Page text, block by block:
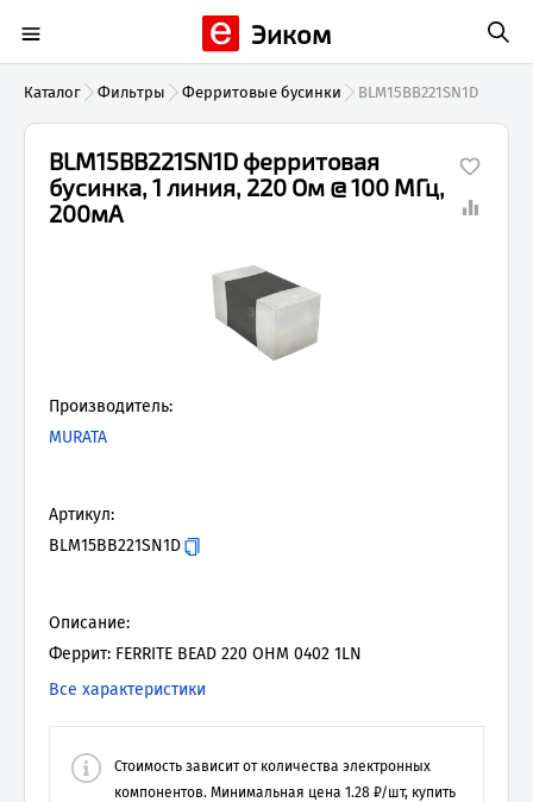
Эиком
Каталог Фильтры Ферритовые бусинки BLM15BB221SN1D
BLM15BB221SN1D ферритовая
бусинка, 1 линия, 220 Ом @ 100 МГц,
200мА
Производитель:
MURATA
Артикул:
BLM15BB221SN1D
Описание:
Феррит: FERRITE BEAD 220 OHM 0402 1LN
Все характеристики
Стоимость зависит от количества электронных
компонентов. Минимальная цена 1.28 ₽/шт, купить